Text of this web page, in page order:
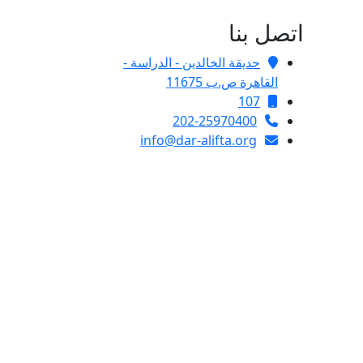
اتصل بنا
حديقة الخالدين - الدراسة -
القاهرة ص.ب 11675
107
202-25970400
info@dar-alifta.org